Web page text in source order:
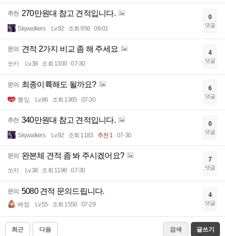
추천 270만원대 참고 견적입니다.
Skywalkers Lv.92 조회 956 08-01
0
댓글
문의 견적 2가지 비교 좀 해 주세요
쏘카 Lv.38 조회 1300 07-30
4
댓글
문의 최종이륙해도 될까요?
뽕잎 Lv.86 조회 1365 07-30
6
댓글
추천 340만원대 참고 견적입니다.
Skywalkers Lv.92 조회 1183 추천 1 07-30
0
댓글
문의 완본체 견적 좀 봐 주시겠어요?
쏘카 Lv.38 조회 1196 07-30
7
댓글
문의 5080 견적 문의드립니다.
베점 Lv.55 조회 1550 07-29
4
댓글
최근 다음 검색 글쓰기